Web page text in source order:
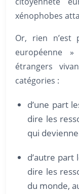
xénophobes
Or, rien n’est
européenne
étrangers
catégories :
d’une part
dire les
qui
d’autre part
dire les
du monde,